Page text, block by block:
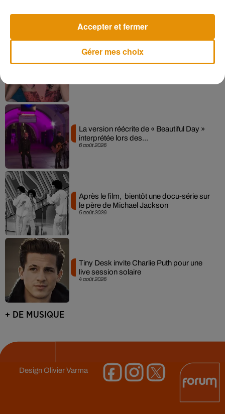
Pomme emprunte le décor de l’émission
6 août 2026
La version réécrite de « Beautiful Day »
interprétée lors des...
5 août 2026
Après le film, bientôt une docu-série sur
le père de Michael Jackson
4 août 2026
Tiny Desk invite Charlie Puth pour une
live session solaire
+ DE MUSIQUE
DesignOlivier Varma
Gérer mes choix
Accepter et fermer